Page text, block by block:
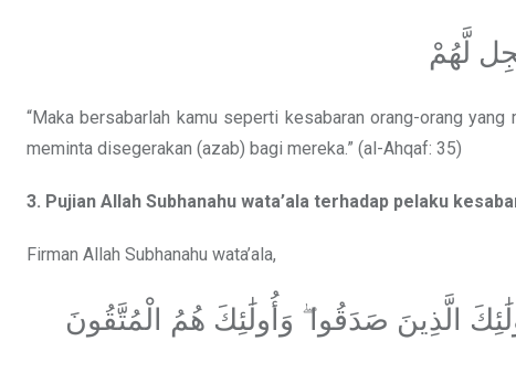
لَّهُمْ
“Maka bersabarlah kamu seperti kesabaran orang-orang
meminta disegerakan (azab) bagi mereka.” (al-Ahqaf: 35)
3. Pujian Allah Subhanahu wata’ala terhadap pelaku
Firman Allah Subhanahu wata’ala,
الَّذِينَ صَدَقُوا ۖ وَأُولَٰئِكَ هُمُ الْمُتَّقُونَ